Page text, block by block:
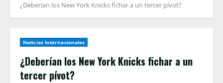
¿Deberían los New York Knicks fichar a un tercer pívot?
Noticias Internacionales
¿Deberían los New York Knicks fichar a un
tercer pívot?